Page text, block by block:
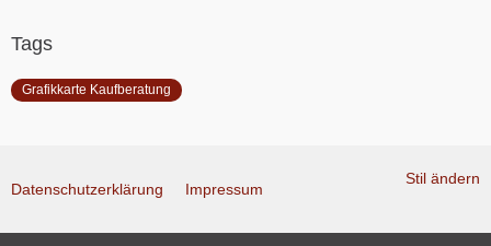
Tags
Grafikkarte Kaufberatung
Stil ändern
Datenschutzerklärung Impressum